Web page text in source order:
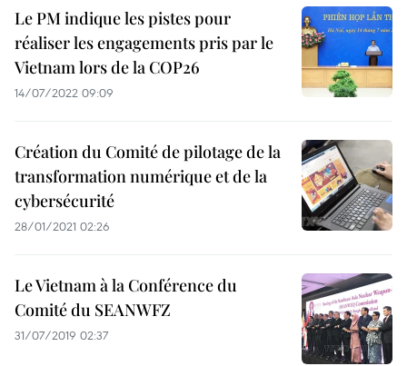
Le PM indique les pistes pour
réaliser les engagements pris par le
Vietnam lors de la COP26
14/07/2022 09:09
Création du Comité de pilotage de la
transformation numérique et de la
cybersécurité
28/01/2021 02:26
Le Vietnam à la Conférence du
Comité du SEANWFZ
31/07/2019 02:37